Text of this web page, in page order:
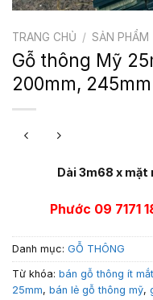
TRANG CHỦ / SẢN PHẨM
Gỗ thông Mỹ
200mm, 245mm
Dài 3m68 x mặt
Phước 09 7171
Danh mục: GỖ THÔNG
Từ khóa: bán gỗ thông ít mắt
25mm, bán lẻ gỗ thông mỹ,